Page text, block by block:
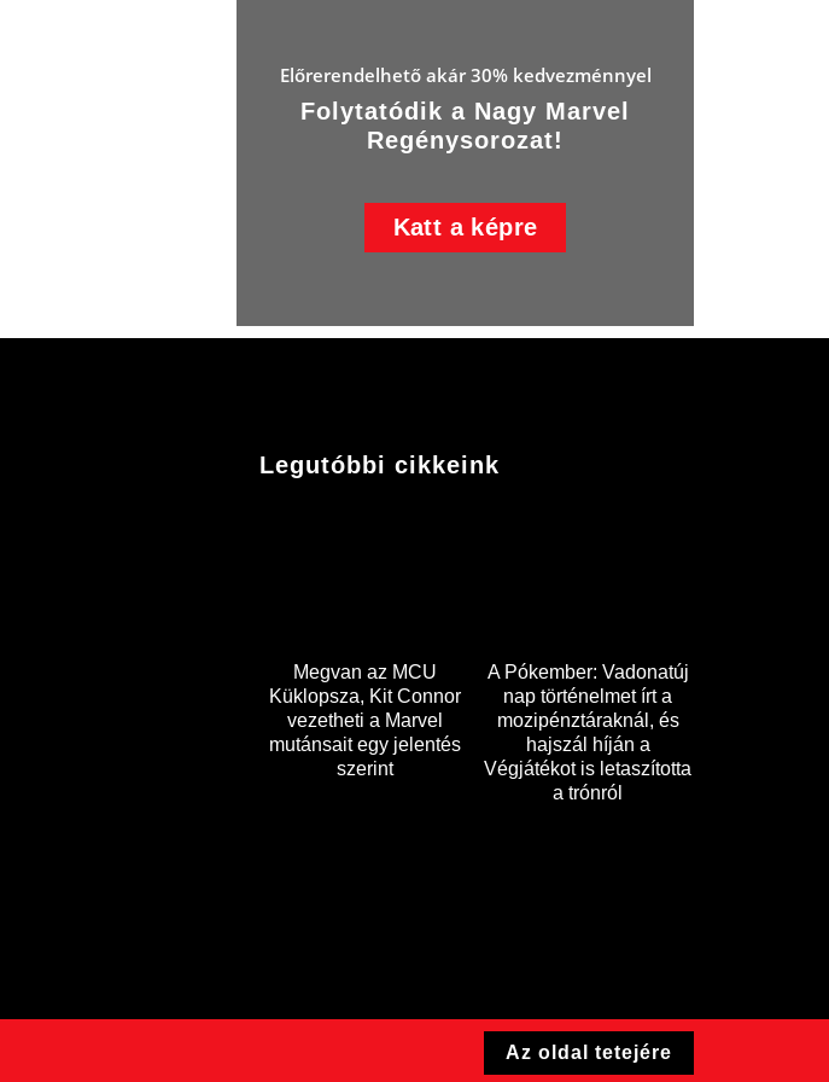
Előrerendelhető akár 30% kedvezménnyel
Folytatódik a Nagy Marvel
Regénysorozat!
Katt a képre
Legutóbbi cikkeink
Megvan az MCU
Küklopsza, Kit Connor
vezetheti a Marvel
mutánsait egy jelentés
szerint
A Pókember: Vadonatúj
nap történelmet írt a
mozipénztáraknál, és
hajszál híján a
Végjátékot is letaszította
a trónról
Az oldal tetejére